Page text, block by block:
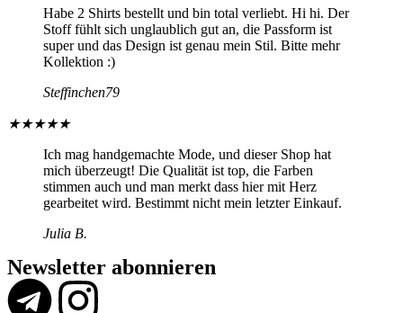
Habe 2 Shirts bestellt und bin total verliebt. Hi hi. Der
Stoff fühlt sich unglaublich gut an, die Passform ist
super und das Design ist genau mein Stil. Bitte mehr
Kollektion :)
Steffinchen79
★★★★★
Ich mag handgemachte Mode, und dieser Shop hat
mich überzeugt! Die Qualität ist top, die Farben
stimmen auch und man merkt dass hier mit Herz
gearbeitet wird. Bestimmt nicht mein letzter Einkauf.
Julia B.
Newsletter abonnieren